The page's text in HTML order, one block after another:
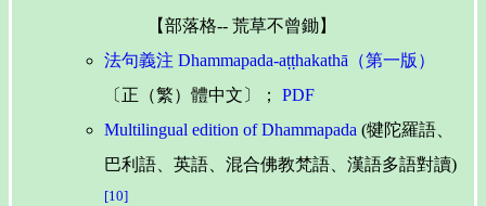
【部落格-- 荒草不曾鋤】
法句義注 Dhammapada-aṭṭhakathā（第一版）
〔正（繁）體中文〕； PDF
Multilingual edition of Dhammapada (犍陀羅語、
巴利語、英語、混合佛教梵語、漢語多語對讀)
[10]